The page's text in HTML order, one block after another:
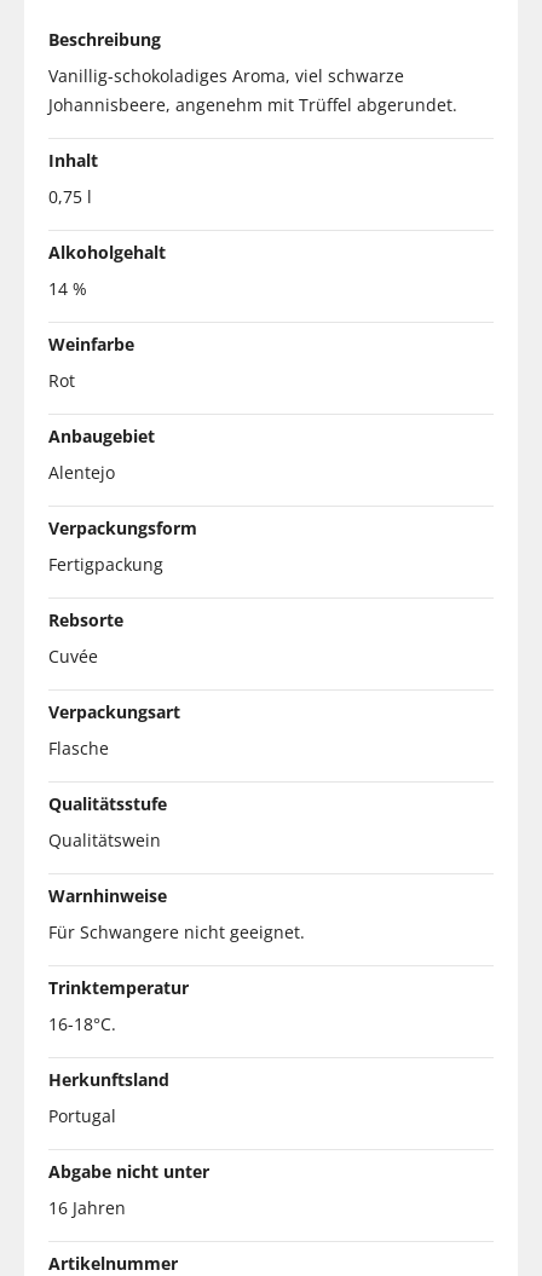
Beschreibung
Vanillig-schokoladiges Aroma, viel schwarze
Johannisbeere, angenehm mit Trüffel abgerundet.
Inhalt
0,75 l
Alkoholgehalt
14 %
Weinfarbe
Rot
Anbaugebiet
Alentejo
Verpackungsform
Fertigpackung
Rebsorte
Cuvée
Verpackungsart
Flasche
Qualitätsstufe
Qualitätswein
Warnhinweise
Für Schwangere nicht geeignet.
Trinktemperatur
16-18°C.
Herkunftsland
Portugal
Abgabe nicht unter
16 Jahren
Artikelnummer